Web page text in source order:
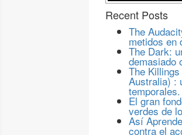
Recent Posts
The
metidos en
The Dark:
demasiado
The
Australia) :
temporales.
El gran
verdes de
Así
contra el